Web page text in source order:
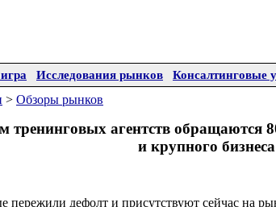
Исследования рынков Консалтинговые
> Обзоры рынков
тренинговых агентств обращаются
и крупного бизнеса
пережили дефолт и присутствуют сейчас на